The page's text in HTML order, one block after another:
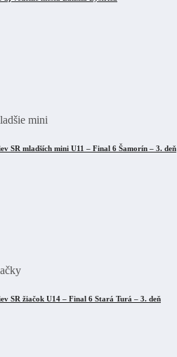
mini
SR mladších mini U11 – Final 6 Šamorín – 3. deň
SR žiačok U14 – Final 6 Stará Turá – 3. deň